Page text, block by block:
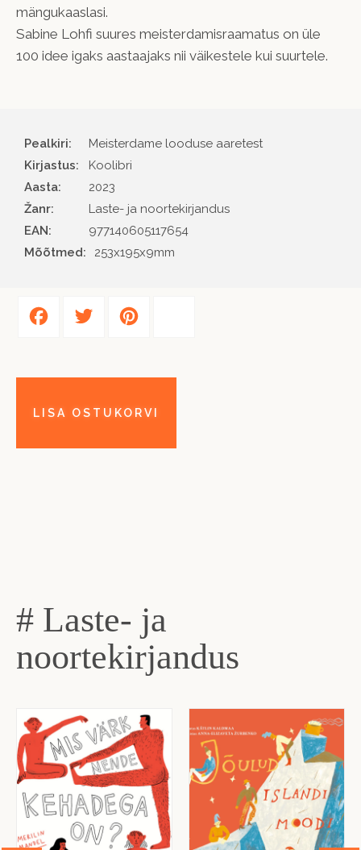
mängukaaslasi.
Sabine Lohfi suures meisterdamisraamatus on üle
100 idee igaks aastaajaks nii väikestele kui suurtele.
Pealkiri:
Meisterdame looduse aaretest
Kirjastus
Koolibri
Aasta
2023
Žanr
Laste- ja noortekirjandus
EAN
977140605117654
Mõõtmed:
253x195x9mm
# Laste- ja
noortekirjandus